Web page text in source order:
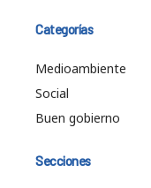
Categorías
Medioambiente
Social
Buen gobierno
Secciones